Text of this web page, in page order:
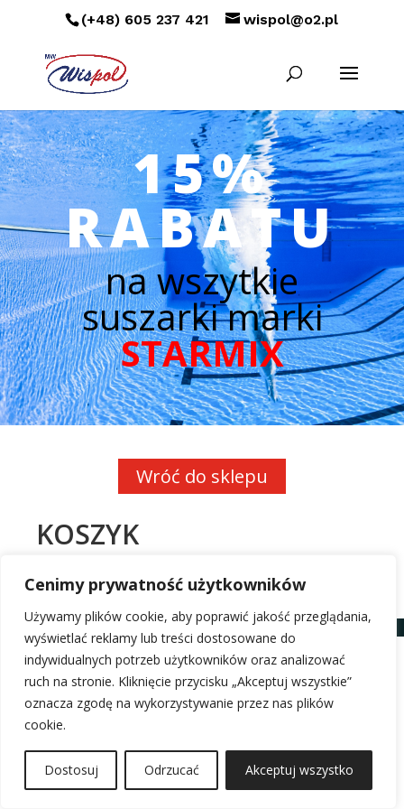
Cenimy prywatność użytkowników
Używamy plików cookie, aby poprawić jakość przeglądania,
wyświetlać reklamy lub treści dostosowane do
indywidualnych potrzeb użytkowników oraz analizować
ruch na stronie. Kliknięcie przycisku „Akceptuj wszystkie”
oznacza zgodę na wykorzystywanie przez nas plików
cookie.
Dostosuj Odrzucać Akceptuj wszystko
(+48) 605 237 421 wispol@o2.pl
15%
RABATU
na wszytkie
suszarki marki
STARMIX
Wróć do sklepu
KOSZYK